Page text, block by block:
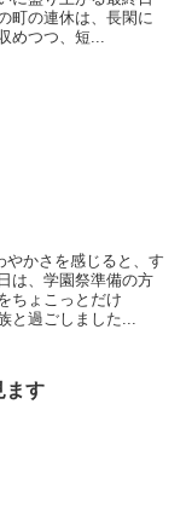
町の連休は、長閑に
めつつ、短...
やかさを感じると、す
は、学園祭準備の方
ちょこっとだけ
と過ごしました...
ます